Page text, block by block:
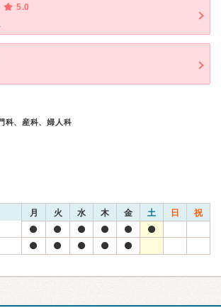
5.0
科、産科、婦人科
月 火 水 木 金 土 日 祝